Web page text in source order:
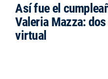
Así fue el
Valeria Mazza:
virtual